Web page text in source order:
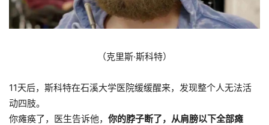
（克里斯·斯科特）
11天后，斯科特在石溪大学医院缓缓醒来，发现整个人无法活
动四肢。
你瘫痪了，医生告诉他， 你的脖子断了，从肩膀以下全部瘫